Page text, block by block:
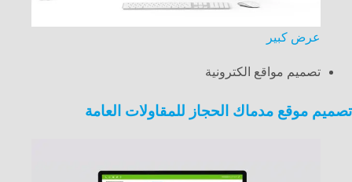
عرض كبير
تصميم مواقع الكترونية
تصميم موقع مدماك الحجاز للمقاولات العامة